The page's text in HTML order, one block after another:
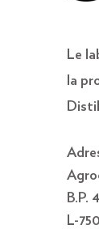
Le
la
B.P.
L-